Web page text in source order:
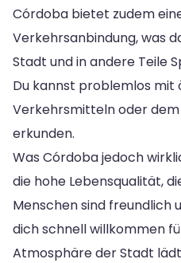
Córdoba bietet zudem
Verkehrsanbindung, was
Stadt und in andere Teile
Du kannst problemlos
Verkehrsmitteln oder
erkunden.
Was Córdoba jedoch
die hohe Lebensqualität,
Menschen sind freundlich
dich schnell willkommen
Atmosphäre der Stadt